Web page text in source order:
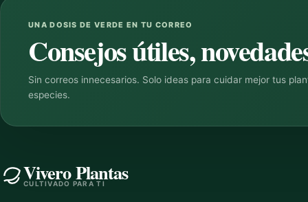
UNA DOSIS DE VERDE EN TU CORREO
Consejos útiles,
Sin correos innecesarios. Solo ideas para cuidar mejor tus
especies.
Vivero Plantas
CULTIVADO PARA TI